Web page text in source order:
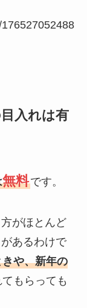
入れは有
無料です。
がほとんど
あるわけで
や、新年の
もらっても